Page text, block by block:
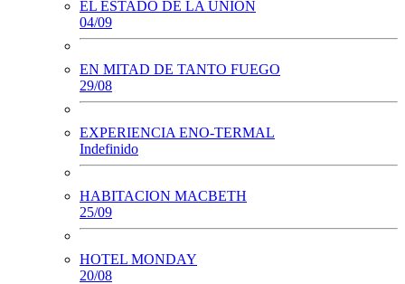
EL ESTADO DE LA UNION
04/09
EN MITAD DE TANTO FUEGO
29/08
EXPERIENCIA ENO-TERMAL
Indefinido
HABITACION MACBETH
25/09
HOTEL MONDAY
20/08